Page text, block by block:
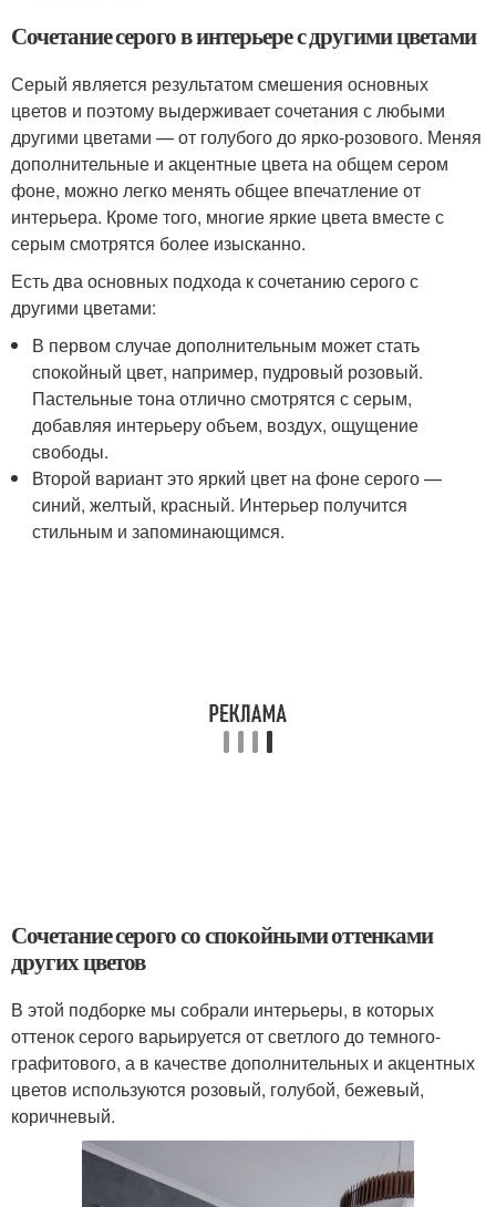
Сочетание серого в интерьере с другими цветами
Серый является результатом смешения основных
цветов и поэтому выдерживает сочетания с любыми
другими цветами — от голубого до ярко-розового. Меняя
дополнительные и акцентные цвета на общем сером
фоне, можно легко менять общее впечатление от
интерьера. Кроме того, многие яркие цвета вместе с
серым смотрятся более изысканно.
Есть два основных подхода к сочетанию серого с
другими цветами:
В первом случае дополнительным может стать
спокойный цвет, например, пудровый розовый.
Пастельные тона отлично смотрятся с серым,
добавляя интерьеру объем, воздух, ощущение
свободы.
Второй вариант это яркий цвет на фоне серого —
синий, желтый, красный. Интерьер получится
стильным и запоминающимся.
Сочетание серого со спокойными оттенками
других цветов
В этой подборке мы собрали интерьеры, в которых
оттенок серого варьируется от светлого до темного-
графитового, а в качестве дополнительных и акцентных
цветов используются розовый, голубой, бежевый,
коричневый.